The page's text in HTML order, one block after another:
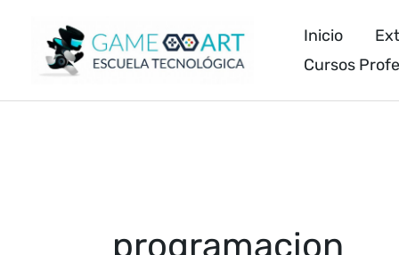
Inicio
Cursos
programacion